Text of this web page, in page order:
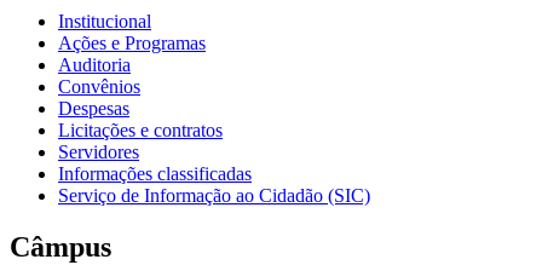
Institucional
Ações e Programas
Auditoria
Convênios
Despesas
Licitações e contratos
Servidores
Informações classificadas
Serviço de Informação ao Cidadão (SIC)
Câmpus